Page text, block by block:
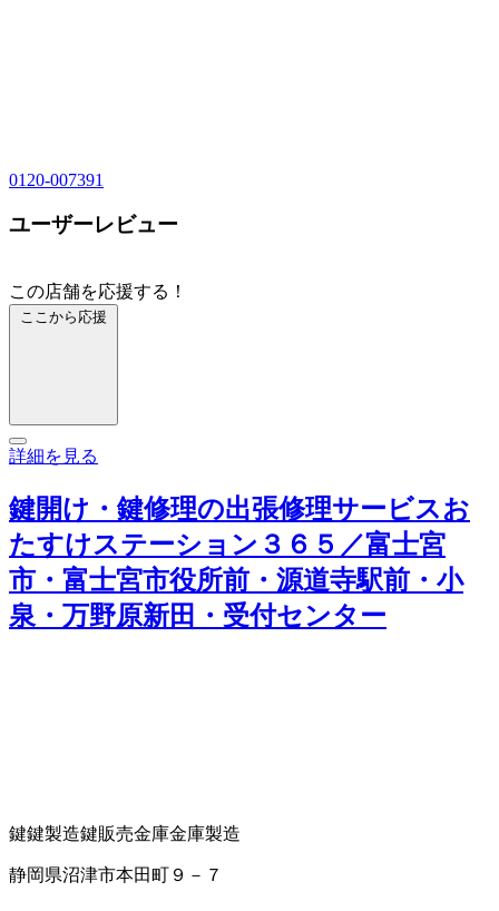
0120-007391
ユーザーレビュー
この店舗を応援する！
ここから応援
詳細を見る
鍵開け・鍵修理の出張修理サービスお
たすけステーション３６５／富士宮
市・富士宮市役所前・源道寺駅前・小
泉・万野原新田・受付センター
鍵鍵製造鍵販売金庫金庫製造
静岡県沼津市本田町９－７